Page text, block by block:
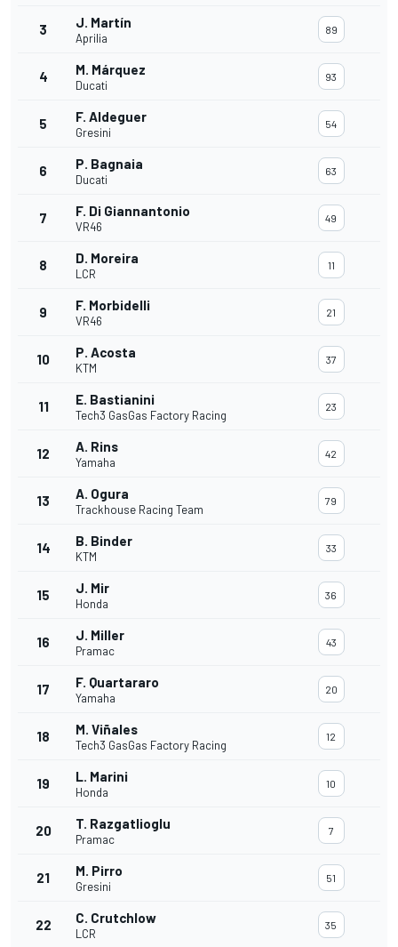
3 J. Martín
Aprilia
89
4 M. Márquez
Ducati
93
5 F. Aldeguer
Gresini
54
6 P. Bagnaia
Ducati
63
7 F. Di Giannantonio
VR46
49
8 D. Moreira
LCR
11
9 F. Morbidelli
VR46
21
10 P. Acosta
KTM
37
11 E. Bastianini
Tech3 GasGas Factory Racing
23
12 A. Rins
Yamaha
42
13 A. Ogura
Trackhouse Racing Team
79
14 B. Binder
KTM
33
15 J. Mir
Honda
36
16 J. Miller
Pramac
43
17 F. Quartararo
Yamaha
20
18 M. Viñales
Tech3 GasGas Factory Racing
12
19 L. Marini
Honda
10
20 T. Razgatlioglu
Pramac
7
21 M. Pirro
Gresini
51
22 C. Crutchlow
LCR
35